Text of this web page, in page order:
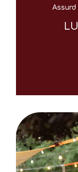
Assurd